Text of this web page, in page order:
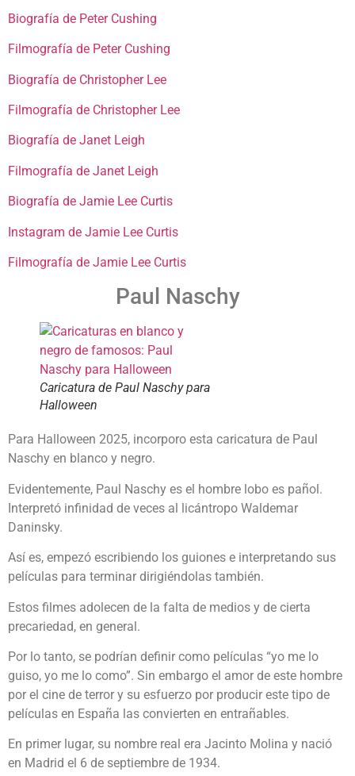
Biografía de Peter Cushing
Filmografía de Peter Cushing
Biografía de Christopher Lee
Filmografía de Christopher Lee
Biografía de Janet Leigh
Filmografía de Janet Leigh
Biografía de Jamie Lee Curtis
Instagram de Jamie Lee Curtis
Filmografía de Jamie Lee Curtis
Paul Naschy
Caricatura de Paul Naschy para
Halloween
Para Halloween 2025, incorporo esta caricatura de Paul
Naschy en blanco y negro.
Evidentemente, Paul Naschy es el hombre lobo es pañol.
Interpretó infinidad de veces al licántropo Waldemar
Daninsky.
Así es, empezó escribiendo los guiones e interpretando sus
películas para terminar dirigiéndolas también.
Estos filmes adolecen de la falta de medios y de cierta
precariedad, en general.
Por lo tanto, se podrían definir como películas “yo me lo
guiso, yo me lo como”. Sin embargo el amor de este hombre
por el cine de terror y su esfuerzo por producir este tipo de
películas en España las convierten en entrañables.
En primer lugar, su nombre real era Jacinto Molina y nació
en Madrid el 6 de septiembre de 1934.